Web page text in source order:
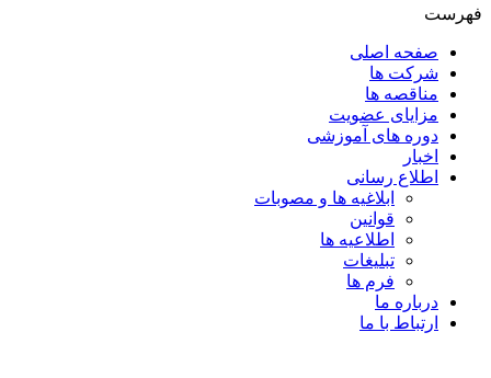
فهرست
صفحه اصلی
شرکت ها
مناقصه ها
مزایای عضویت
دوره های آموزشی
اخبار
اطلاع رسانی
ابلاغیه ها و مصوبات
قوانین
اطلاعیه ها
تبلیغات
فرم ها
درباره ما
ارتباط با ما